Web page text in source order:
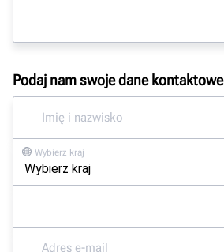
Podaj nam swoje dane kontaktowe
Wybierz kraj